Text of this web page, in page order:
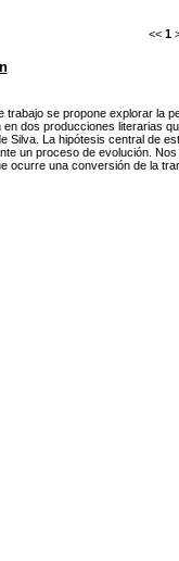
<< 1
trabajo se propone explorar la
en dos producciones literarias
Silva. La hipótesis central de
un proceso de evolución.
ocurre una conversión de la